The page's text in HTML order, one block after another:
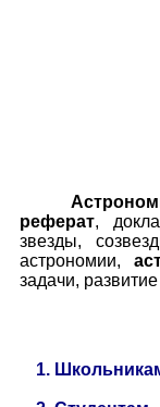
реферат,
звезды,
астрономии,
задачи,
1.